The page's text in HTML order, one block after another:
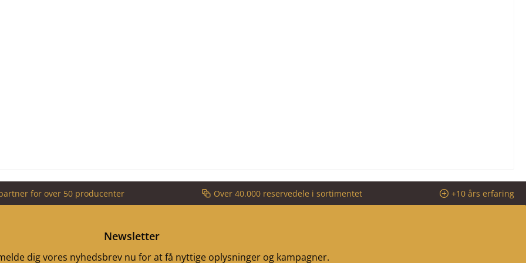
for over 50 producenter Over 40.000 reservedele i sortimentet +10 års erfaring
Newsletter
dig vores nyhedsbrev nu for at få nyttige oplysninger og kampagner.